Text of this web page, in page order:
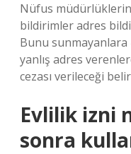
Nüfus
bildirimler adres
Bunu sunmayanlara
yanlış adres
cezası verileceği
Evlilik izni
sonra